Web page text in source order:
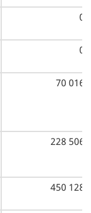
0
0
70 016
228 506
450 128